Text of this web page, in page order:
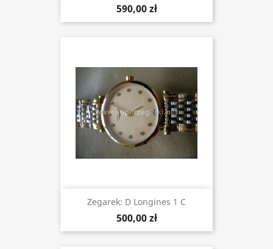
590,00 zł
Zegarek: D Longines 1 C
500,00 zł